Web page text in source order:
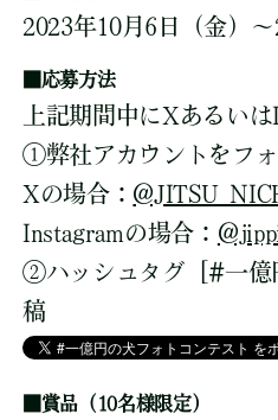
2023年10月6日（金）～
■応募方法
上記期間中にXあるい
①弊社アカウントをフ
Xの場合：
Instagramの場合：
②ハッシュタグ［#一億
稿
■賞品（10名様限定）